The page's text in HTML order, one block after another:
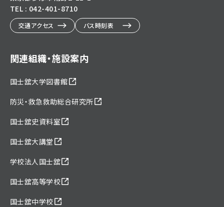
TEL : 042-401-8710
交通アクセス バス時刻表
関連組織・施設案内
国士舘大学図書館
防災・救急救助総合研究所
国士舘史資料室
国士舘大講堂
学校法人国士舘
国士舘高等学校
国士舘中学校